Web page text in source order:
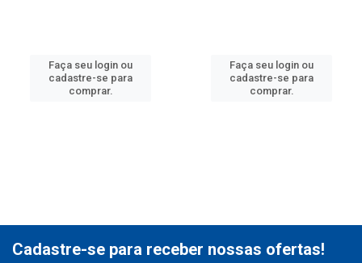
Faça seu login ou
cadastre-se para
comprar.
Faça seu login ou
cadastre-se para
comprar.
Cadastre-se para receber nossas ofertas!